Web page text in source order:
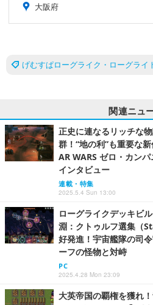
大阪府
げむすぱローグライク・ローグライ
関連ニュ
正史に連なるリッチな
群！“地の利”も重要な
AR WARS ゼロ・カン
インタビュー
連載・特集
2025.5.4 Sun 13:00
ローグライクデッキビ
淵：クトゥルフ選集（
好発進！宇宙艦隊の司
ーフの怪物と対峙
PC
2025.4.28 Mon 23:09
大英帝国の覇権を獲れ